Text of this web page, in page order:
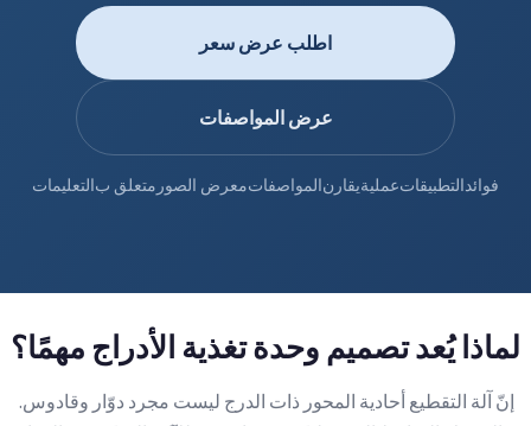
اطلب عرض سعر
عرض المواصفات
فوائدالتطبيقاتعمليةيقارنالمواصفاتمعرض الصور متعلق بالتعليمات
لماذا يُعد تصميم وحدة تغذية الأدراج مهمًا؟
إنّ آلة التقطيع أحادية المحور ذات الدرج ليست مجرد دوّار وقادوس.